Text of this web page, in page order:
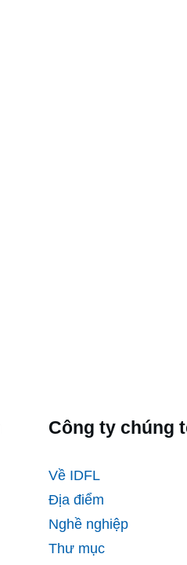
Công ty chúng
Về IDFL
Địa điểm
Nghề nghiệp
Thư mục